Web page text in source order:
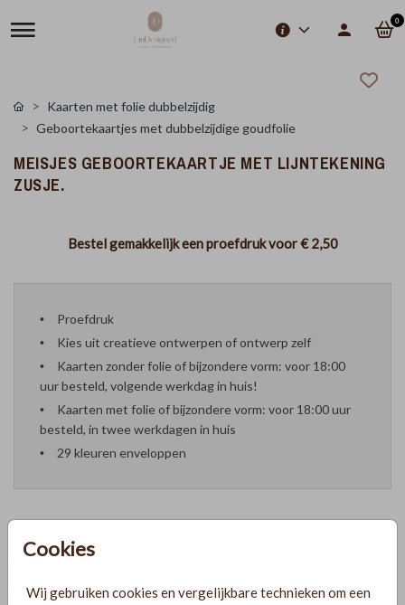
0
Cookies
Wij gebruiken cookies en vergelijkbare technieken om een
Kaarten met folie dubbelzijdig
Geboortekaartjes met dubbelzijdige goudfolie
MEISJES GEBOORTEKAARTJE MET LIJNTEKENING
ZUSJE.
Bestel gemakkelijk een proefdruk voor€ 2,50
Proefdruk
Kies uit creatieve ontwerpen of ontwerp zelf
Kaarten zonder folie of bijzondere vorm: voor 18:00
uur besteld, volgende werkdag in huis!
Kaarten met folie of bijzondere vorm: voor 18:00 uur
besteld, in twee werkdagen in huis
29 kleuren enveloppen
Formaten en prijzen